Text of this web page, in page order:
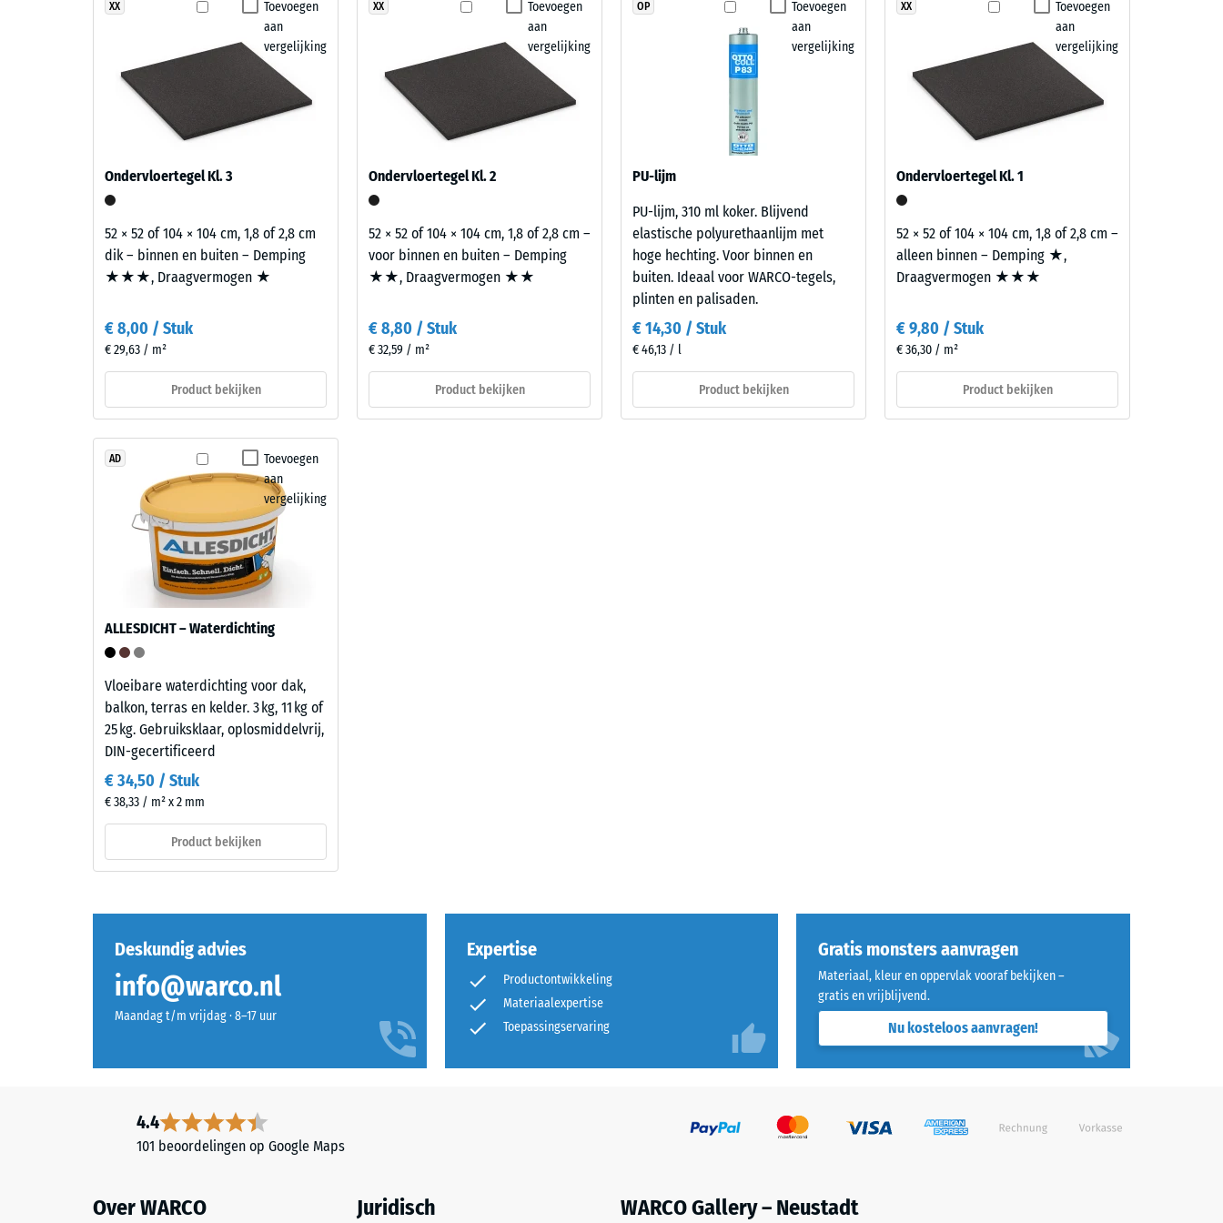
Voor
Donkergrijs
EPDM-
rubbergranulaat
verschillende
grijstinten
verwerkt
met
een
UV-
bestendig
PU-
bindmiddel.
combinatie
levendig
dat
doet
denken
aan
donker
natuursteen.
Omdat
nature
pigmenten
volledig
opgenomen,
langdurig
Antislipklasse DS (EN 14041) - Schaalwaarde 4 = Wrijvingscoëfficiënt ca. 0,53
Slijtvastheid – Bestendigheid tegen abrasieve slijtage – Schaalwaarde 2 = "goed" (BS 7188)
Waterdoorlatendheid (EN 12616) – Score 5 = Infiltratie ca. 1000 mm/u (1000 l/h/m²)
Antislip (EN 16165) – Schaalwaarde 4 = gemiddelde acceptatiehoek ca. 16°, groep R10
Thermische isolatie – Schaalwaarde 3 = Warmtegeleidingscoëfficiënt ca. 0,11 W/(m·K)
Vorstbestendig
Druksterkte
Schaalwaarde
ca.
mm
materiaal
lokale
belasting.
Het
het
product
Toevoegen
aan
vergelijking
XX
Ondervloertegel Kl. 3
52 × 52 of 104 × 104 cm, 1,8 of 2,8 cm
dik – binnen en buiten – Demping
★★★, Draagvermogen ★
€ 8,00 / Stuk
€ 29,63 / m²
Product bekijken
Toevoegen
aan
vergelijking
XX
Ondervloertegel Kl. 2
52 × 52 of 104 × 104 cm, 1,8 of 2,8 cm –
voor binnen en buiten – Demping
★★, Draagvermogen ★★
€ 8,80 / Stuk
€ 32,59 / m²
Product bekijken
Toevoegen
aan
vergelijking
OP
PU-lijm
PU-lijm, 310 ml koker. Blijvend
elastische polyurethaanlijm met
hoge hechting. Voor binnen en
buiten. Ideaal voor WARCO-tegels,
plinten en palisaden.
€ 14,30 / Stuk
€ 46,13 / l
Product bekijken
Toevoegen
aan
vergelijking
XX
Ondervloertegel Kl. 1
52 × 52 of 104 × 104 cm, 1,8 of 2,8 cm –
alleen binnen – Demping ★,
Draagvermogen ★★★
€ 9,80 / Stuk
€ 36,30 / m²
Product bekijken
Toevoegen
aan
vergelijking
AD
ALLESDICHT – Waterdichting
Vloeibare waterdichting voor dak,
balkon, terras en kelder. 3 kg, 11 kg of
25 kg. Gebruiksklaar, oplosmiddelvrij,
DIN-gecertificeerd
€ 34,50 / Stuk
€ 38,33 / m² x 2 mm
Product bekijken
Deskundig advies
info@warco.nl
Maandag t/m vrijdag · 8–17 uur
Expertise
Productontwikkeling
Materiaalexpertise
Toepassingservaring
Gratis monsters aanvragen
Materiaal, kleur en oppervlak vooraf bekijken –
gratis en vrijblijvend.
Nu kosteloos aanvragen!
4.4
101 beoordelingen op Google Maps
Over WARCO Juridisch WARCO Gallery – Neustadt